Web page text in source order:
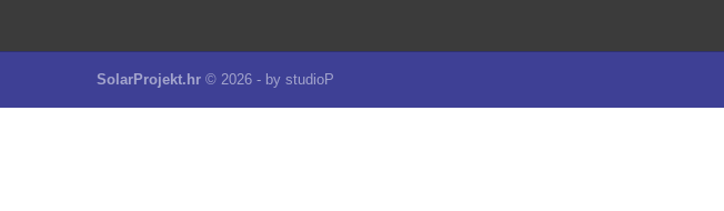
SolarProjekt.hr © 2026 - by studioP